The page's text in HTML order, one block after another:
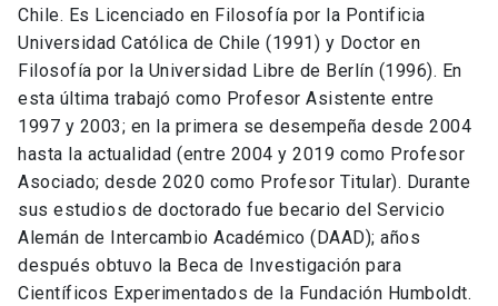
Chile. Es Licenciado en Filosofía por la Pontificia
Universidad Católica de Chile (1991) y Doctor en
Filosofía por la Universidad Libre de Berlín (1996). En
esta última trabajó como Profesor Asistente entre
1997 y 2003; en la primera se desempeña desde 2004
hasta la actualidad (entre 2004 y 2019 como Profesor
Asociado; desde 2020 como Profesor Titular). Durante
sus estudios de doctorado fue becario del Servicio
Alemán de Intercambio Académico (DAAD); años
después obtuvo la Beca de Investigación para
Científicos Experimentados de la Fundación Humboldt.